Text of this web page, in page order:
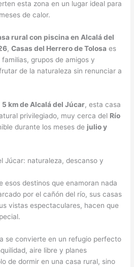
esta zona en un lugar ideal para
de calor.
rural con piscina en Alcalá del
,Casas del Herrero de Tolosa es
grupos de amigos y
de la naturaleza sin renunciar a
5 km de Alcalá del Júcar, esta casa
privilegiado, muy cerca del Río
durante los meses de julio y
Júcar: naturaleza, descanso y
esos destinos que enamoran nada
por el cañón del río, sus casas
vistas espectaculares, hacen que
se convierte en un refugio perfecto
aire libre y planes
de dormir en una casa rural, sino